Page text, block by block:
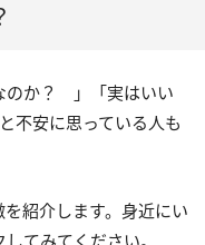
のか？ 」「実はいい
不安に思っている人も
紹介します。身近にい
てみてください。